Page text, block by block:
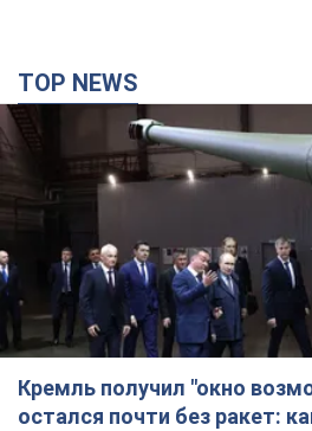
TOP NEWS
Кремль получил "окно
остался почти без ракет: